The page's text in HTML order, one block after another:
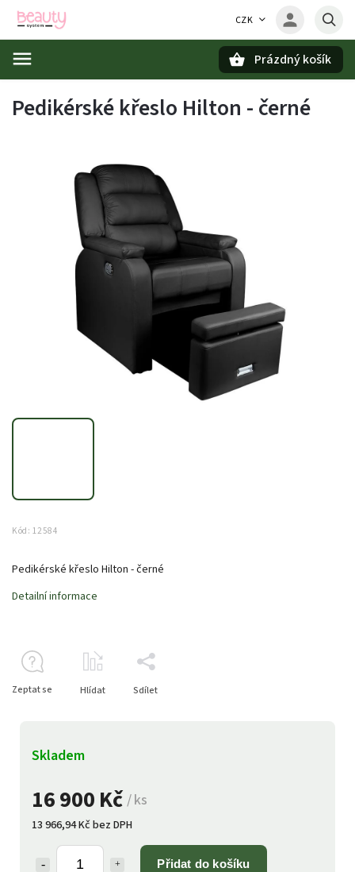
CZK
Prázdný košík
Pedikérské křeslo Hilton - černé
Kód: 12584
16 900 Kč / ks
13 966,94 Kč bez DPH
Přidat do košíku
Skladem
Pedikérské křeslo Hilton - černé
Detailní informace
Zeptat se Hlídat Sdílet